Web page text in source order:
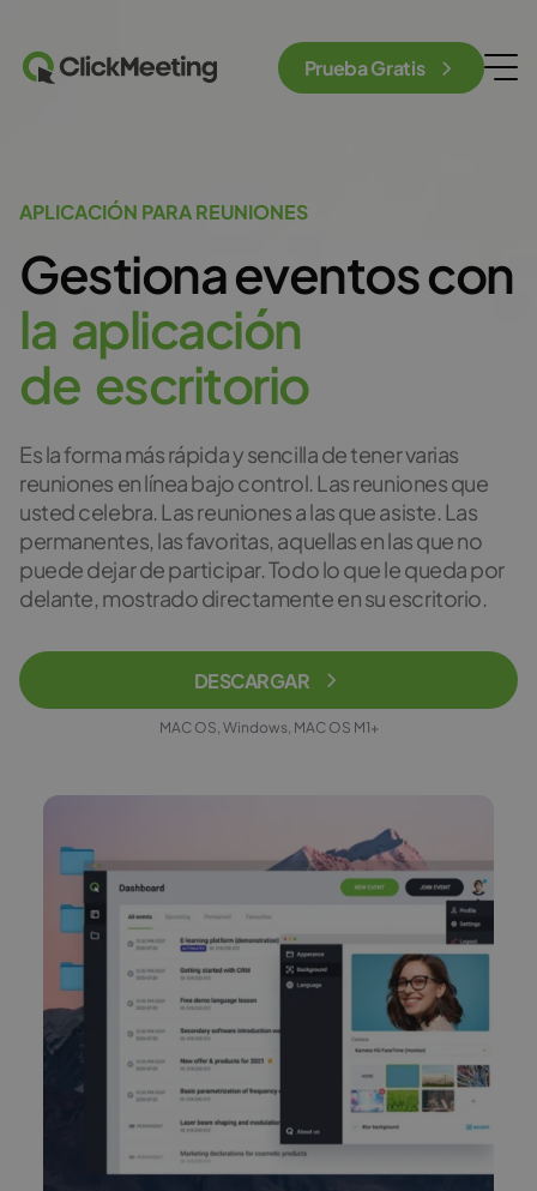
Prueba Gratis
APLICACIÓN PARA REUNIONES
Gestiona eventos con
la aplicación
de escritorio
Es la forma más rápida y sencilla de tener varias
reuniones en línea bajo control. Las reuniones que
usted celebra. Las reuniones a las que asiste. Las
permanentes, las favoritas, aquellas en las que no
puede dejar de participar. Todo lo que le queda por
delante, mostrado directamente en su escritorio.
DESCARGAR
MAC OS, Windows, MAC OS M1+